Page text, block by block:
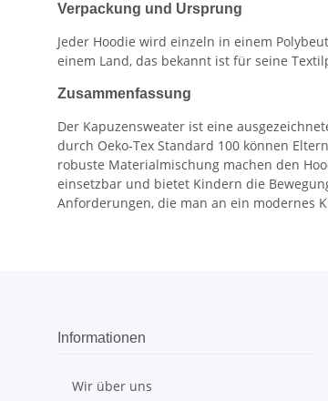
Verpackung und Ursprung
Jeder Hoodie wird einzeln in einem
einem Land, das bekannt ist für seine
Zusammenfassung
Der Kapuzensweater ist eine
durch Oeko-Tex Standard 100 können
robuste Materialmischung machen den
einsetzbar und bietet Kindern die
Anforderungen, die man an ein modernes
Informationen
Wir über uns